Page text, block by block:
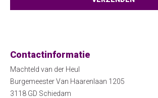
Contactinformatie
Machteld van der Heul
Burgemeester Van Haarenlaan 1205
3118 GD Schiedam